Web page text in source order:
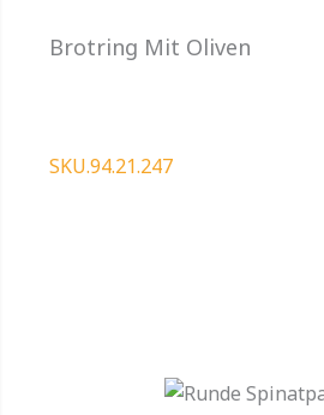
Brotring Mit Oliven
SKU.94.21.247